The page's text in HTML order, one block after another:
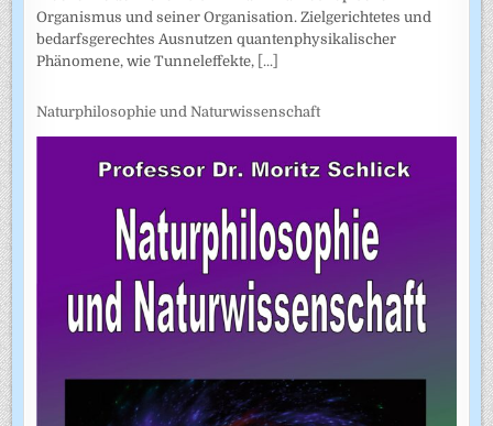
Organismus und seiner Organisation. Zielgerichtetes und
bedarfsgerechtes Ausnutzen quantenphysikalischer
Phänomene, wie Tunneleffekte, [...]
Naturphilosophie und Naturwissenschaft